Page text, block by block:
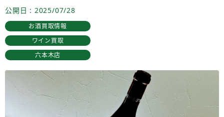
公開日 : 2025/07/28
お酒買取情報
ワイン買取
六本木店